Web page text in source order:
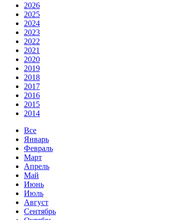
2026
2025
2024
2023
2022
2021
2020
2019
2018
2017
2016
2015
2014
Все
Январь
Февраль
Март
Апрель
Май
Июнь
Июль
Август
Сентябрь